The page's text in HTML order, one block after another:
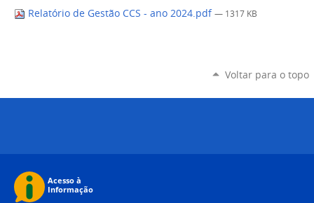
Relatório de Gestão CCS - ano 2024.pdf — 1317 KB
Voltar para o topo